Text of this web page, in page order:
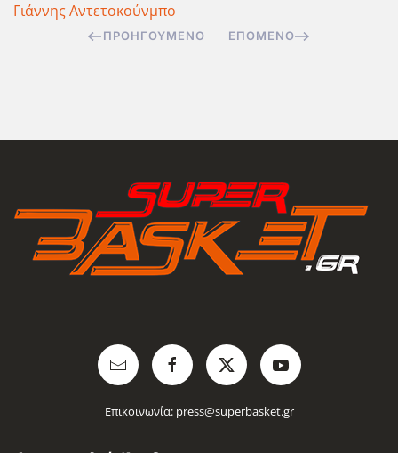
Γιάννης Αντετοκούνμπο
ΠΡΟΗΓΟΎΜΕΝΟ ΕΠΌΜΕΝΟ
Επικοινωνία: press@superbasket.gr